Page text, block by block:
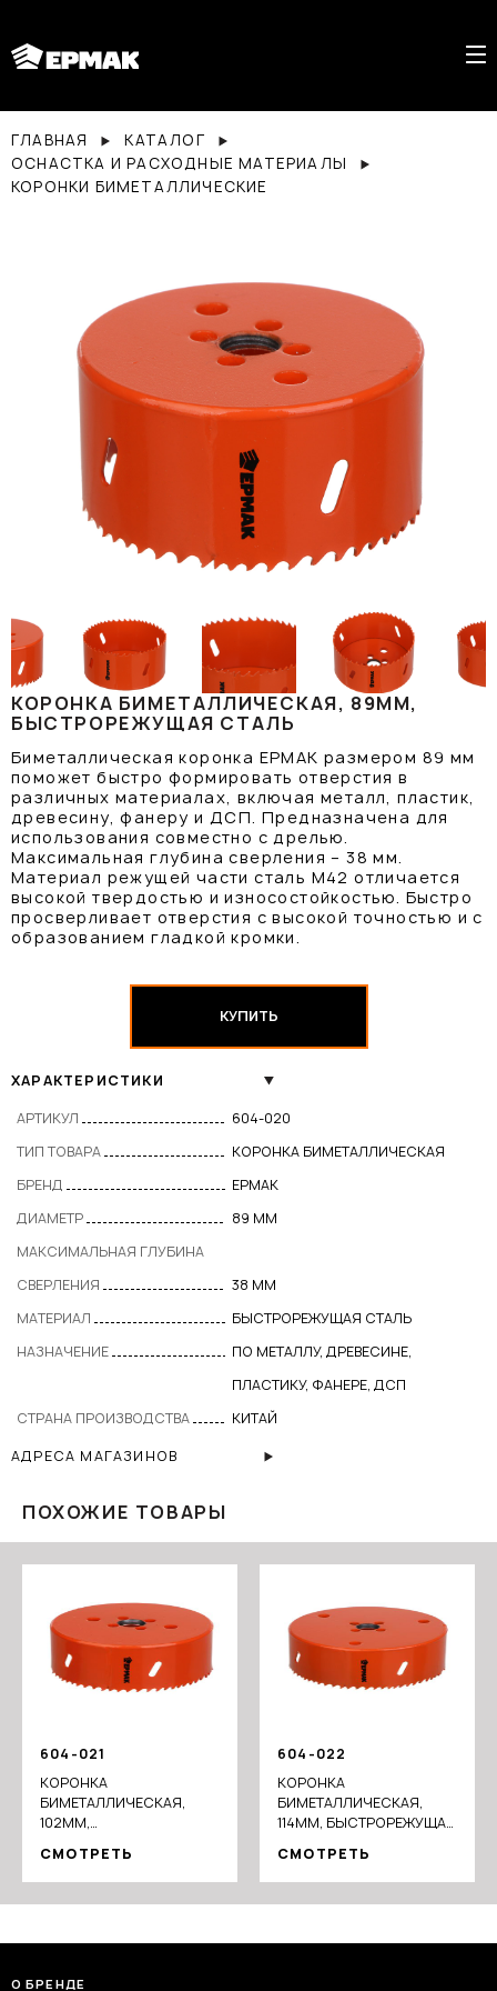
ГЛАВНАЯ
КАТАЛОГ
ОСНАСТКА И РАСХОДНЫЕ МАТЕРИАЛЫ
КОРОНКИ БИМЕТАЛЛИЧЕСКИЕ
КОРОНКА БИМЕТАЛЛИЧЕСКАЯ, 89ММ,
БЫСТРОРЕЖУЩАЯ СТАЛЬ
Биметаллическая коронка ЕРМАК размером 89 мм
поможет быстро формировать отверстия в
различных материалах, включая металл, пластик,
древесину, фанеру и ДСП. Предназначена для
использования совместно с дрелью.
Максимальная глубина сверления – 38 мм.
Материал режущей части сталь M42 отличается
высокой твердостью и износостойкостью. Быстро
просверливает отверстия с высокой точностью и с
образованием гладкой кромки.
КУПИТЬ
ХАРАКТЕРИСТИКИ
АРТИКУЛ
604-020
ТИП ТОВАРА
КОРОНКА БИМЕТАЛЛИЧЕСКАЯ
БРЕНД
ЕРМАК
ДИАМЕТР
89 ММ
МАКСИМАЛЬНАЯ ГЛУБИНА
СВЕРЛЕНИЯ
38 ММ
МАТЕРИАЛ
БЫСТРОРЕЖУЩАЯ СТАЛЬ
НАЗНАЧЕНИЕ
ПО МЕТАЛЛУ, ДРЕВЕСИНЕ,
ПЛАСТИКУ, ФАНЕРЕ, ДСП
СТРАНА ПРОИЗВОДСТВА
КИТАЙ
АДРЕСА МАГАЗИНОВ
ПОХОЖИЕ ТОВАРЫ
604-021
КОРОНКА
БИМЕТАЛЛИЧЕСКАЯ,
102ММ,
СМОТРЕТЬ
604-022
КОРОНКА
БИМЕТАЛЛИЧЕСКАЯ,
114ММ, БЫСТРОРЕЖУЩАЯ
СМОТРЕТЬ
О БРЕНДЕ